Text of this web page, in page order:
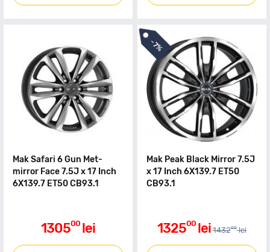
Mak Safari 6 Gun Met-
mirror Face 7.5J x 17 Inch
6X139.7 ET50 CB93.1
130500 lei
-
7%
Mak Peak Black Mirror 7.5J
x 17 Inch 6X139.7 ET50
CB93.1
132500 lei 143200 lei